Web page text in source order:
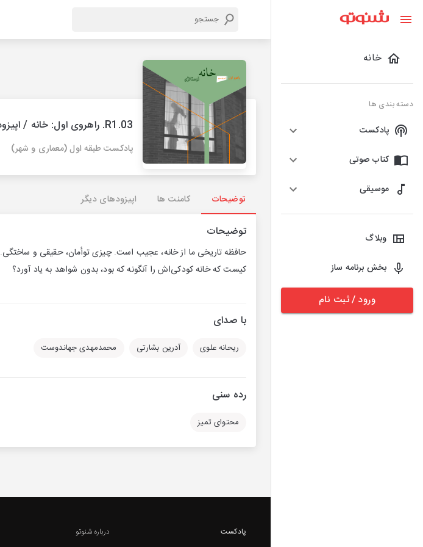
خانه
دسته بندی ها
پادکست
کتاب صوتی
موسیقی
وبلاگ
بخش برنامه ساز
ورود / ثبت نام
R1.03. راهروی اول: خانه / اپیزود سوم: نوستالژی
پادكست طبقه اول (معماری و شهر)
توضیحات کامنت ها اپیزودهای دیگر
توضیحات
حافظه تاریخی ما از خانه، عجیب است. چیزی توأمان، حقیقی و ساختگی.
کیست که خانه‌ کودکی‌اش را آنگونه که بود، بدون شواهد به یاد آورد؟
با صدای
ریحانه علوی آدرین بشارتی محمدمهدی جهاندوست
رده سنی
محتوای تمیز
پادکست
درباره شنوتو